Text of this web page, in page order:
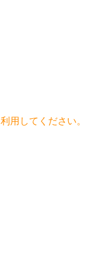
用してください。